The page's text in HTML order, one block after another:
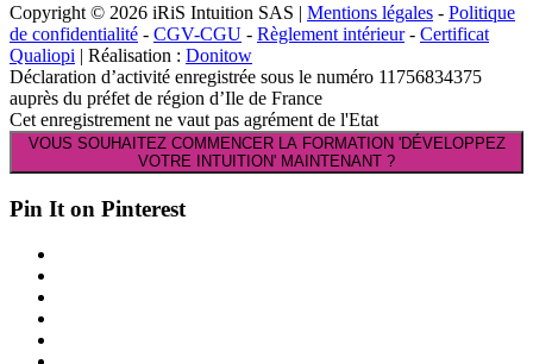
Copyright © 2026 iRiS Intuition SAS | Mentions légales - Politique
de confidentialité - CGV-CGU - Règlement intérieur- Certificat
Qualiopi | Réalisation : Donitow
Déclaration d’activité enregistrée sous le numéro 11756834375
auprès du préfet de région d’Ile de France
Cet enregistrement ne vaut pas agrément de l'Etat
VOUS SOUHAITEZ COMMENCER LA FORMATION 'DÉVELOPPEZ
VOTRE INTUITION' MAINTENANT ?
Pin It on Pinterest